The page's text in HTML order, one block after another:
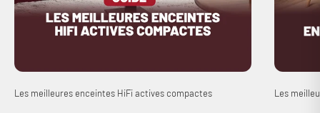
Les meilleures enceintes HiFi actives compactes Les